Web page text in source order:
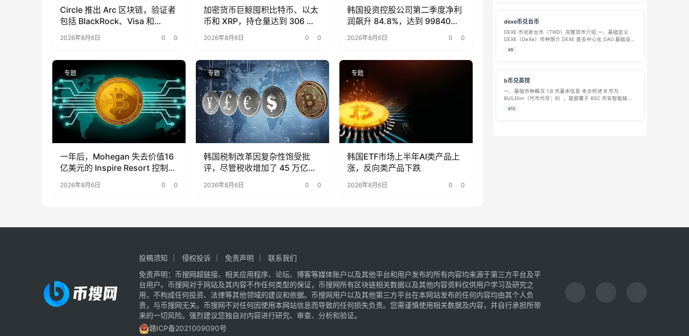
Circle 推出 Arc 区块链，验证者
包括 BlackRock、Visa 和
Mastercard
2026年8月6日 0 0
加密货币巨鲸囤积比特币、以太
币和 XRP，持仓量达到 306 万
2026年8月6日 0 0
韩国投资控股公司第二季度净利
润飙升 84.8%，达到 99840亿
亿韩元
2026年8月6日 0 0
专题
一年后，Mohegan 失去价值16
亿美元的 Inspire Resort 控制
权，转由 Bain Capital 掌控
2026年8月6日 0 0
专题
韩国税制改革因复杂性饱受批
评，尽管税收增加了 45 万亿韩
2026年8月6日 0 0
专题
韩国ETF市场上半年AI类产品上
涨，反向类产品下跌
2026年8月6日 0 0
dexe币兑台币
DEXE 币兑新台币（TWD）完整货币介绍 一、基础定义
DEXE（DeXe）币种简介 DEXE 是去中心化 DAO 基础设施
协议 DeXe.network 的原生 ERC-20 代币，部署于以太
#9
b币兑英镑
一、基础币种概况 1.B 币基本信息 本文所述 B 币为
BUILDon（代币代号：B），是部署于 BSC 币安智能链的
BEP20 标准加密代币，依托 Four.meme 平台发行，属于
#10
投稿须知 侵权投诉 免责声明
联系我们
免责声明：币搜网超链接、相关应用程序、论坛、博客等媒体账户以及其他平台和用户发布的所有内容均来源于第三方平台及平
台用户。币搜网对于网站及其内容不作任何类型的保证，币搜网所有区块链相关数据以及其他内容资料仅供用户学习及研究之
用，不构成任何投资、法律等其他领域的建议和依据。币搜网用户以及其他第三方平台在本网站发布的任何内容均由其个人负
责，与币搜网无关。币搜网不对任何因使用本网站信息而导致的任何损失负责。您需谨慎使用相关数据及内容，并自行承担所带
来的一切风险。强烈建议您独自对内容进行研究、审查、分析和验证。
赣ICP备2021009090号